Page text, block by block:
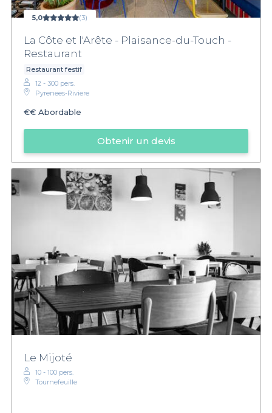
5,0 (3)
La Côte et l'Arête - Plaisance-du-Touch -
Restaurant
Restaurant festif
12 - 300 pers.
Pyrenees-Riviere
€€ Abordable
Obtenir un devis
Le Mijoté
10 - 100 pers.
Tournefeuille